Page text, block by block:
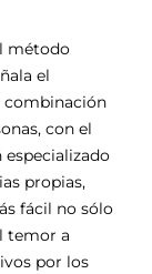
método
el
combinación
con el
propias,
fácil no sólo
temor a
por los